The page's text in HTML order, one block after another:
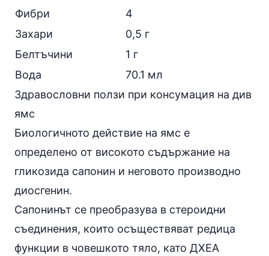
Фибри
4
Захари
0,5 г
Белтъчини
1 г
Вода
70.1 мл
Здравословни ползи при консумация на див
ямс
Биологичното действие на ямс е
определено от високото съдържание на
гликозида сапонин и неговото производно
диосгенин.
Сапонинът се преобразува в стероидни
съединения, които осъществяват редица
функции в човешкото тяло, като ДХЕА